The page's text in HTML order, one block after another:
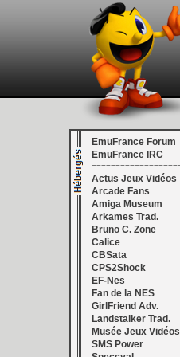
EmuFrance Forum
EmuFrance IRC
Actus Jeux Vidéos
Arcade Fans
Amiga Museum
Arkames Trad.
Bruno C. Zone
Calice
CBSata
CPS2Shock
EF-Nes
Fan de la NES
GirlFriend Adv.
Landstalker Trad.
Musée Jeux Vidéos
SMS Power